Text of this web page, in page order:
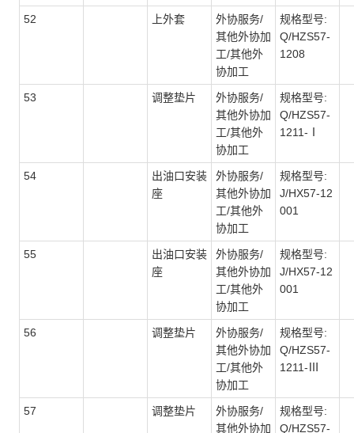
52 上外套
外协服务/
其他外协加
工/其他外
协加工
规格型号:
Q/HZS57-
1208
53 调整垫片
外协服务/
其他外协加
工/其他外
协加工
规格型号:
Q/HZS57-
1211-Ⅰ
54
出油口安装
座
外协服务/
其他外协加
工/其他外
协加工
规格型号:
J/HX57-12
001
55
出油口安装
座
外协服务/
其他外协加
工/其他外
协加工
规格型号:
J/HX57-12
001
56 调整垫片
外协服务/
其他外协加
工/其他外
协加工
规格型号:
Q/HZS57-
1211-Ⅲ
57 调整垫片
外协服务/
其他外协加
规格型号:
Q/HZS57-